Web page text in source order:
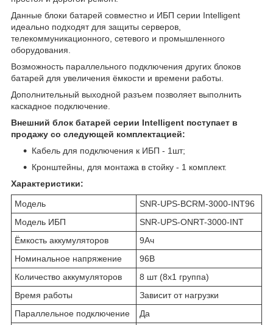
Данные блоки батарей совместно и ИБП серии Intelligent
идеально подходят для защиты серверов,
телекоммуникационного, сетевого и промышленного
оборудования.
Возможность параллельного подключения других блоков
батарей для увеличения ёмкости и времени работы.
Дополнительный выходной разъем позволяет выполнить
каскадное подключение.
Внешний блок батарей серии Intelligent поступает в
продажу со следующей комплектацией:
Кабель для подключения к ИБП - 1шт;
Кронштейны, для монтажа в стойку - 1 комплект.
Характеристики:
Модель
SNR-UPS-BCRM-3000-INT96
Модель ИБП
SNR-UPS-ONRT-3000-INT
Ёмкость аккумуляторов
9Ач
Номинальное напряжение
96В
Количество аккумуляторов
8 шт (8х1 группа)
Время работы
Зависит от нагрузки
Параллельное подключение
Да